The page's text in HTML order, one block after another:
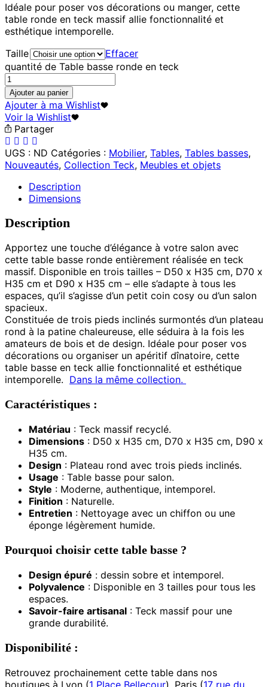
Idéale pour poser vos décorations ou manger, cette
table ronde en teck massif allie fonctionnalité et
esthétique intemporelle.
Taille
Effacer
quantité de Table basse ronde en teck
Ajouter au panier
Ajouter à ma Wishlist
Voir la Wishlist
Partager
UGS : ND Catégories : Mobilier, Tables, Tables basses,
Nouveautés, Collection Teck, Meubles et objets
Description
Dimensions
Description
Apportez une touche d’élégance à votre salon avec
cette table basse ronde entièrement réalisée en teck
massif. Disponible en trois tailles – D50 x H35 cm, D70 x
H35 cm et D90 x H35 cm – elle s’adapte à tous les
espaces, qu’il s’agisse d’un petit coin cosy ou d’un salon
spacieux.
Constituée de trois pieds inclinés surmontés d’un plateau
rond à la patine chaleureuse, elle séduira à la fois les
amateurs de bois et de design. Idéale pour poser vos
décorations ou organiser un apéritif dînatoire, cette
table basse en teck allie fonctionnalité et esthétique
intemporelle. Dans la même collection.
Caractéristiques :
Matériau : Teck massif recyclé.
Dimensions : D50 x H35 cm, D70 x H35 cm, D90 x
H35 cm.
Design : Plateau rond avec trois pieds inclinés.
Usage : Table basse pour salon.
Style : Moderne, authentique, intemporel.
Finition : Naturelle.
Entretien : Nettoyage avec un chiffon ou une
éponge légèrement humide.
Pourquoi choisir cette table basse ?
Design épuré : dessin sobre et intemporel.
Polyvalence : Disponible en 3 tailles pour tous les
espaces.
Savoir-faire artisanal : Teck massif pour une
grande durabilité.
Disponibilité :
Retrouvez prochainement cette table dans nos